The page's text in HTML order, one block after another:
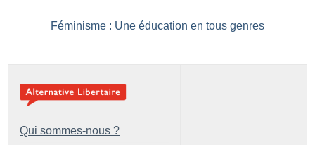
Féminisme : Une éducation en tous genres
Qui sommes-nous ?